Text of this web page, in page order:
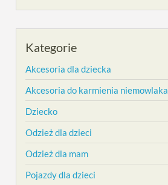
Kategorie
Akcesoria dla dziecka
Akcesoria do karmienia niemowlaka
Dziecko
Odzież dla dzieci
Odzież dla mam
Pojazdy dla dzieci